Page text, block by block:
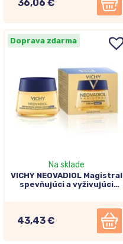
36,06 €
Doprava zdarma
Na sklade
VICHY NEOVADIOL Magistral
spevňujúci a vyživujúci
43,43 €